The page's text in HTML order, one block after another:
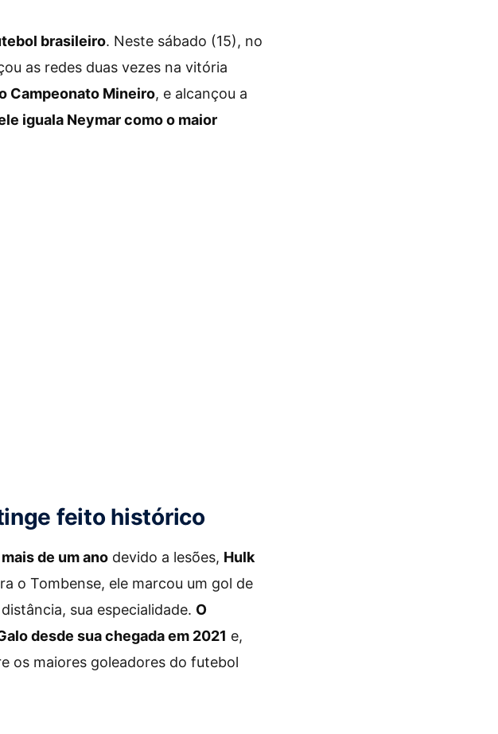
brasileiro. Neste sábado (15), no
as redes duas vezes na vitória
Campeonato Mineiro, e alcançou a
iguala Neymar como o maior
feito histórico
de um ano devido a lesões, Hulk
o Tombense, ele marcou um gol de
sua especialidade. O
desde sua chegada em 2021 e,
os maiores goleadores do futebol